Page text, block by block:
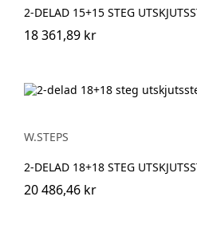
2-DELAD 15+15 STEG
18 361,89 kr
W.STEPS
2-DELAD 18+18 STEG
20 486,46 kr